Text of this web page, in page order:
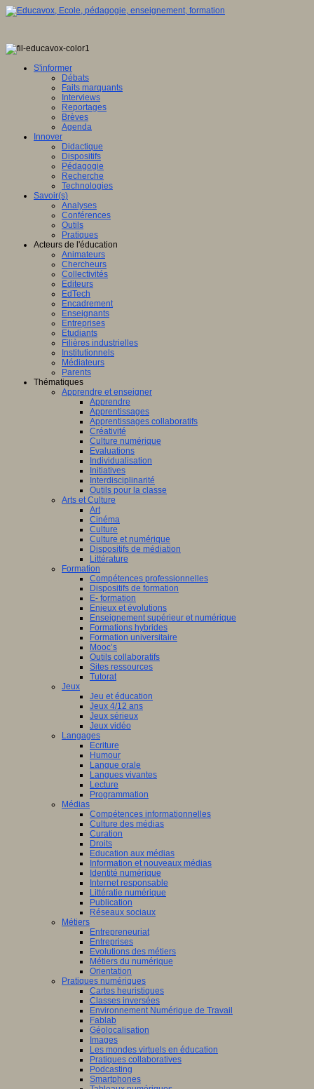
S'informer
Débats
Faits marquants
Interviews
Reportages
Brèves
Agenda
Innover
Didactique
Dispositifs
Pédagogie
Recherche
Technologies
Savoir(s)
Analyses
Conférences
Outils
Pratiques
Acteurs de l'éducation
Animateurs
Chercheurs
Collectivités
Editeurs
EdTech
Encadrement
Enseignants
Entreprises
Etudiants
Filières industrielles
Institutionnels
Médiateurs
Parents
Thématiques
Apprendre et enseigner
Apprendre
Apprentissages
Apprentissages collaboratifs
Créativité
Culture numérique
Evaluations
Individualisation
Initiatives
Interdisciplinarité
Outils pour la classe
Arts et Culture
Art
Cinéma
Culture
Culture et numérique
Dispositifs de médiation
Littérature
Formation
Compétences professionnelles
Dispositifs de formation
E- formation
Enjeux et évolutions
Enseignement supérieur et numérique
Formations hybrides
Formation universitaire
Mooc’s
Outils collaboratifs
Sites ressources
Tutorat
Jeux
Jeu et éducation
Jeux 4/12 ans
Jeux sérieux
Jeux vidéo
Langages
Ecriture
Humour
Langue orale
Langues vivantes
Lecture
Programmation
Médias
Compétences informationnelles
Culture des médias
Curation
Droits
Education aux médias
Information et nouveaux médias
Identité numérique
Internet responsable
Littératie numérique
Publication
Réseaux sociaux
Métiers
Entrepreneuriat
Entreprises
Evolutions des métiers
Métiers du numérique
Orientation
Pratiques numériques
Cartes heuristiques
Classes inversées
Environnement Numérique de Travail
Fablab
Géolocalisation
Images
Les mondes virtuels en éducation
Pratiques collaboratives
Podcasting
Smartphones